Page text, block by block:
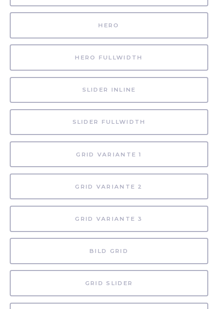
HERO
HERO FULLWIDTH
SLIDER INLINE
SLIDER FULLWIDTH
GRID VARIANTE 1
GRID VARIANTE 2
GRID VARIANTE 3
BILD GRID
GRID SLIDER